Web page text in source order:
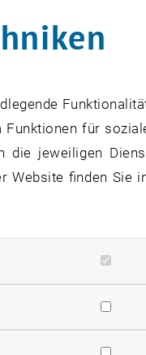
in Ihrer Fakultät,
für
jeweiligen
Website finden Sie